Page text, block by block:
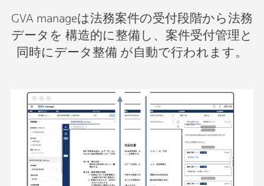
GVA manageは法務案件の受付段階から法務
データを 構造的に整備し、案件受付管理と
同時にデータ整備 が自動で行われます。